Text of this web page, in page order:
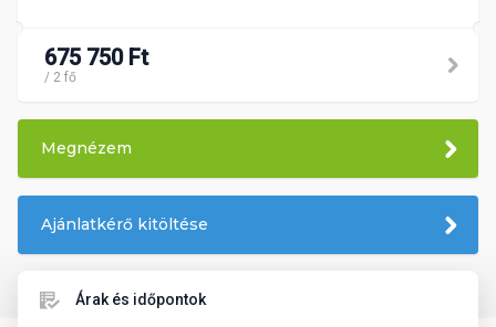
675 750 Ft
/ 2 fő
Megnézem
Ajánlatkérő kitöltése
Árak és időpontok